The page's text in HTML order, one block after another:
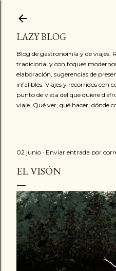
LAZY BLOG
Blog de gastronomía y de viajes.
tradicional y con toques
elaboración, sugerencias de
infalibles. Viajes y recorridos con
punto de vista del que quiere
viaje. Qué ver, qué hacer, dónde
02 junio Enviar entrada por
EL VISÓN